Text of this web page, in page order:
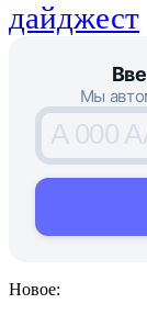
дайджест
Мы
A 000
Новое: